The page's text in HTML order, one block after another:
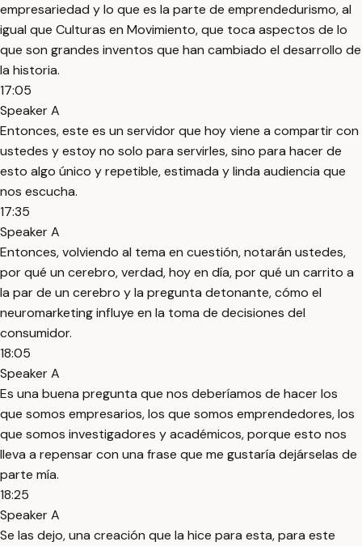
empresariedad y lo que es la parte de emprendedurismo, al
igual que Culturas en Movimiento, que toca aspectos de lo
que son grandes inventos que han cambiado el desarrollo de
la historia.
17:05
Speaker A
Entonces, este es un servidor que hoy viene a compartir con
ustedes y estoy no solo para servirles, sino para hacer de
esto algo único y repetible, estimada y linda audiencia que
nos escucha.
17:35
Speaker A
Entonces, volviendo al tema en cuestión, notarán ustedes,
por qué un cerebro, verdad, hoy en día, por qué un carrito a
la par de un cerebro y la pregunta detonante, cómo el
neuromarketing influye en la toma de decisiones del
consumidor.
18:05
Speaker A
Es una buena pregunta que nos deberíamos de hacer los
que somos empresarios, los que somos emprendedores, los
que somos investigadores y académicos, porque esto nos
lleva a repensar con una frase que me gustaría dejárselas de
parte mía.
18:25
Speaker A
Se las dejo, una creación que la hice para esta, para este